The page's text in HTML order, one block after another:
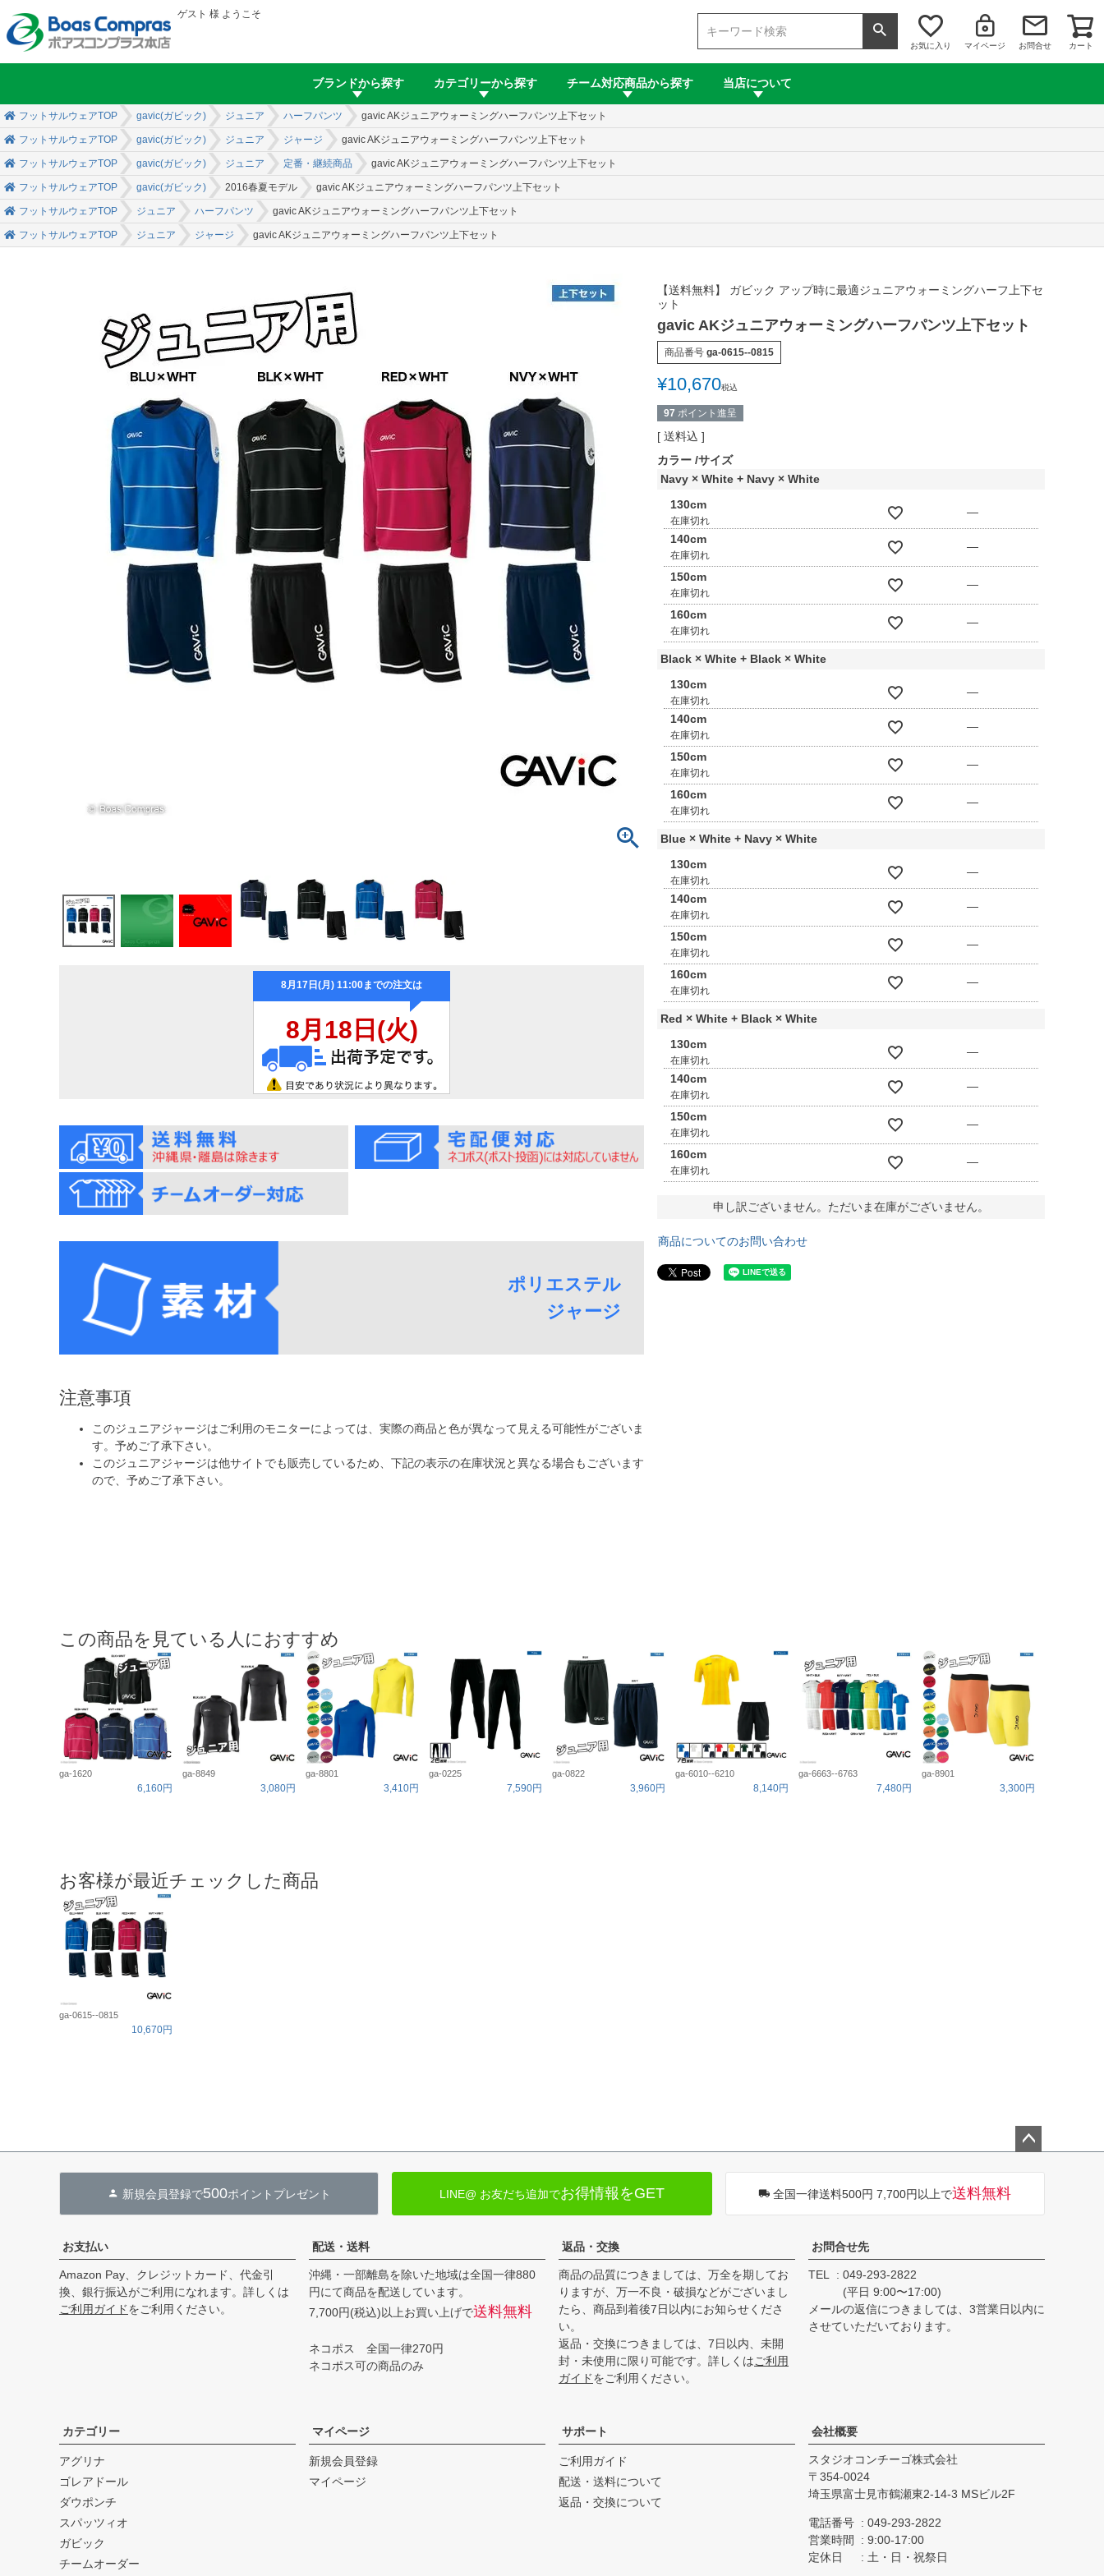
ゲスト 様 ようこそ
お気に入り マイページ お問合せ カート
ブランドから探す カテゴリーから探す チーム対応商品から探す 当店について
フットサルウェアTOP gavic(ガビック) ジュニア ハーフパンツ gavic AKジュニアウォーミングハーフパンツ上下セット
フットサルウェアTOP gavic(ガビック) ジュニア ジャージ gavic AKジュニアウォーミングハーフパンツ上下セット
フットサルウェアTOP gavic(ガビック) ジュニア 定番・継続商品 gavic AKジュニアウォーミングハーフパンツ上下セット
フットサルウェアTOP gavic(ガビック) 2016春夏モデル gavic AKジュニアウォーミングハーフパンツ上下セット
フットサルウェアTOP ジュニア ハーフパンツ gavic AKジュニアウォーミングハーフパンツ上下セット
フットサルウェアTOP ジュニア ジャージ gavic AKジュニアウォーミングハーフパンツ上下セット
ポリエステル
ジャージ
注意事項
このジュニアジャージはご利用のモニターによっては、実際の商品と色が異なって見える可能性がございま
す。予めご了承下さい。
このジュニアジャージは他サイトでも販売しているため、下記の表示の在庫状況と異なる場合もございます
ので、予めご了承下さい。
【送料無料】 ガビック アップ時に最適ジュニアウォーミングハーフ上下セ
ット
gavic AKジュニアウォーミングハーフパンツ上下セット
商品番号 ga-0615--0815
¥10,670税込
97 ポイント進呈
送料込
カラー サイズ
Navy × White + Navy × White
130cm
在庫切れ
—
140cm
在庫切れ
—
150cm
在庫切れ
—
160cm
在庫切れ
—
Black × White + Black × White
130cm
在庫切れ
—
140cm
在庫切れ
—
150cm
在庫切れ
—
160cm
在庫切れ
—
Blue × White + Navy × White
130cm
在庫切れ
—
140cm
在庫切れ
—
150cm
在庫切れ
—
160cm
在庫切れ
—
Red × White + Black × White
130cm
在庫切れ
—
140cm
在庫切れ
—
150cm
在庫切れ
—
160cm
在庫切れ
—
申し訳ございません。ただいま在庫がございません。
商品についてのお問い合わせ
この商品を見ている人におすすめ
ga-1620
6,160円
ga-8849
3,080円
ga-8801
3,410円
ga-0225
7,590円
ga-0822
3,960円
ga-6010--6210
8,140円
ga-6663--6763
7,480円
ga-8901
3,300円
お客様が最近チェックした商品
ga-0615--0815
10,670円
へ
新規会員登録で500ポイントプレゼント LINE@ お友だち追加でお得情報をGET 全国一律送料500円 7,700円以上で送料無料
お支払い
Amazon Pay、クレジットカード、代金引
換、銀行振込がご利用になれます。詳しくは
ご利用ガイドをご利用ください。
配送・送料
沖縄・一部離島を除いた地域は全国一律880
円にて商品を配送しています。
7,700円(税込)以上お買い上げで送料無料
ネコポス 全国一律270円
ネコポス可の商品のみ
返品・交換
商品の品質につきましては、万全を期してお
りますが、万一不良・破損などがございまし
たら、商品到着後7日以内にお知らせくださ
い。
返品・交換につきましては、7日以内、未開
封・未使用に限り可能です。詳しくはご利用
ガイドをご利用ください。
お問合せ先
TEL
049-293-2822
(平日 9:00〜17:00)
メールの返信につきましては、3営業日以内に
させていただいております。
カテゴリー
アグリナ
ゴレアドール
ダウポンチ
スパッツィオ
ガビック
チームオーダー
マイページ
新規会員登録
マイページ
サポート
ご利用ガイド
配送・送料について
返品・交換について
会社概要
スタジオコンチーゴ株式会社
354-0024
埼玉県富士見市鶴瀬東2-14-3 MSビル2F
電話番号
049-293-2822
営業時間
9:00-17:00
定休日
土・日・祝祭日